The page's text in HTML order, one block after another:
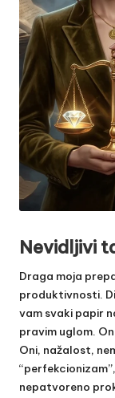
Nevidljivi
Draga moja
produktivnosti.
vam svaki papir
pravim uglom.
Oni, nažalost,
nepatvoreno